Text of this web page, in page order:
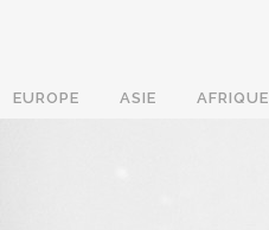
EUROPE ASIE AFRIQUE